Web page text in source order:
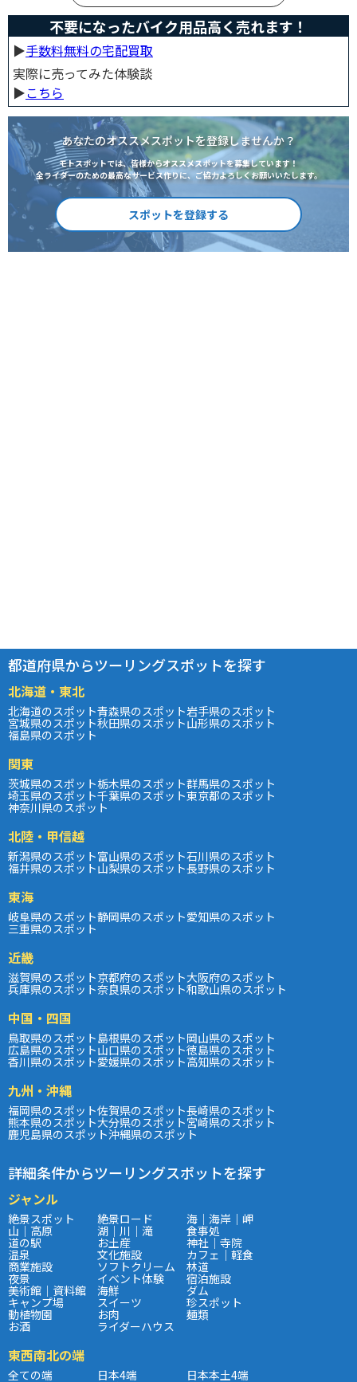
不要になったバイク用品高く売れます！
▶︎手数料無料の宅配買取
実際に売ってみた体験談
▶︎こちら
あなたのオススメスポットを登録しませんか？
モトスポットでは、皆様からオススメスポットを募集しています！
全ライダーのための最高なサービス作りに、ご協力よろしくお願いいたします。
スポットを登録する
都道府県からツーリングスポットを探す
北海道・東北
北海道のスポット青森県のスポット岩手県のスポット
宮城県のスポット秋田県のスポット山形県のスポット
福島県のスポット
関東
茨城県のスポット栃木県のスポット群馬県のスポット
埼玉県のスポット千葉県のスポット東京都のスポット
神奈川県のスポット
北陸・甲信越
新潟県のスポット富山県のスポット石川県のスポット
福井県のスポット山梨県のスポット長野県のスポット
東海
岐阜県のスポット静岡県のスポット愛知県のスポット
三重県のスポット
近畿
滋賀県のスポット京都府のスポット大阪府のスポット
兵庫県のスポット奈良県のスポット和歌山県のスポット
中国・四国
鳥取県のスポット島根県のスポット岡山県のスポット
広島県のスポット山口県のスポット徳島県のスポット
香川県のスポット愛媛県のスポット高知県のスポット
九州・沖縄
福岡県のスポット佐賀県のスポット長崎県のスポット
熊本県のスポット大分県のスポット宮崎県のスポット
鹿児島県のスポット沖縄県のスポット
詳細条件からツーリングスポットを探す
ジャンル
絶景スポット 絶景ロード 海｜海岸｜岬
山｜高原 湖｜川｜滝 食事処
道の駅 お土産 神社｜寺院
温泉 文化施設 カフェ｜軽食
商業施設 ソフトクリーム 林道
夜景 イベント体験 宿泊施設
美術館｜資料館 海鮮 ダム
キャンプ場 スイーツ 珍スポット
動植物園 お肉 麺類
お酒 ライダーハウス
東西南北の端
全ての端 日本4端 日本本土4端